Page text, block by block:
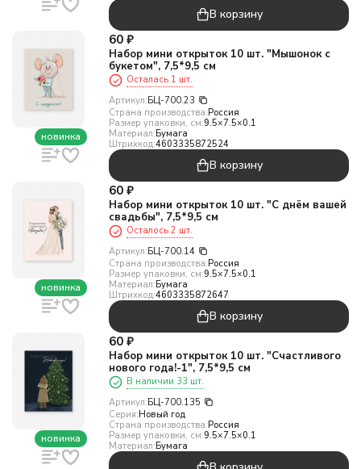
В корзину
новинка
60 ₽
Набор мини открыток 10 шт. "Мышонок с
букетом", 7,5*9,5 см
Осталась 1 шт.
Артикул:БЦ-700.23
Страна производства:Россия
Размер упаковки, см:9.5×7.5×0.1
Материал:Бумага
Штрихкод:4603335872524
В корзину
новинка
60 ₽
Набор мини открыток 10 шт. "С днём вашей
свадьбы", 7,5*9,5 см
Осталось 2 шт.
Артикул:БЦ-700.14
Страна производства:Россия
Размер упаковки, см:9.5×7.5×0.1
Материал:Бумага
Штрихкод:4603335872647
В корзину
новинка
60 ₽
Набор мини открыток 10 шт. "Счастливого
нового года!-1", 7,5*9,5 см
В наличии 33 шт.
Артикул:БЦ-700.135
Серия:Новый год
Страна производства:Россия
Размер упаковки, см:9.5×7.5×0.1
Материал:Бумага